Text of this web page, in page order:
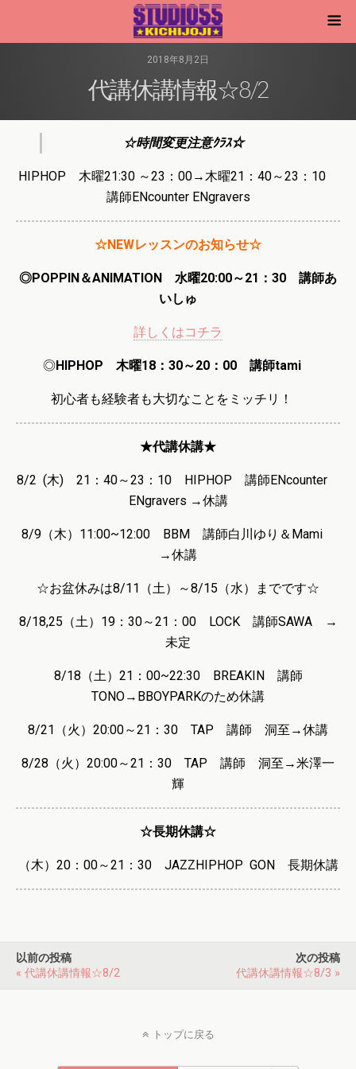
2018年8月2日
代講休講情報☆8/2
☆時間変更注意ｸﾗｽ☆
HIPHOP 木曜21:30 ～23：00→木曜21：40～23：10
講師ENcounter ENgravers
☆NEWレッスンのお知らせ☆
◎POPPIN＆ANIMATION 水曜20:00～21：30 講師あ
いしゅ
詳しくはコチラ
◎HIPHOP 木曜18：30～20：00 講師tami
初心者も経験者も大切なことをミッチリ！
★代講休講★
8/2 (木) 21：40～23：10 HIPHOP 講師ENcounter
ENgravers →休講
8/9（木）11:00~12:00 BBM 講師白川ゆり＆Mami
→休講
☆お盆休みは8/11（土）～8/15（水）までです☆
8/18,25（土）19：30～21：00 LOCK 講師SAWA →
未定
8/18（土）21：00~22:30 BREAKIN 講師
TONO→BBOYPARKのため休講
8/21（火）20:00～21：30 TAP 講師 洞至→休講
8/28（火）20:00～21：30 TAP 講師 洞至→米澤一
輝
☆長期休講☆
（木）20：00～21：30 JAZZHIPHOP GON 長期休講
以前の投稿
« 代講休講情報☆8/2
次の投稿
代講休講情報☆8/3 »
トップに戻る